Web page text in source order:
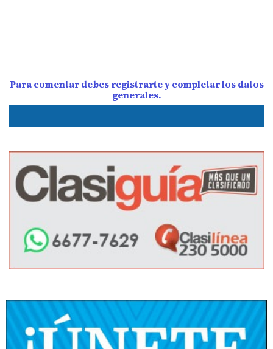
Para comentar debes registrarte y completar los datos
generales.